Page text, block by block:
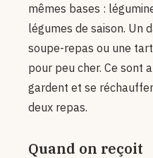
mêmes bases :
légumes de saison. Un
soupe-repas ou une
pour peu cher. Ce sont
gardent et se
deux repas.
Quand on reçoit